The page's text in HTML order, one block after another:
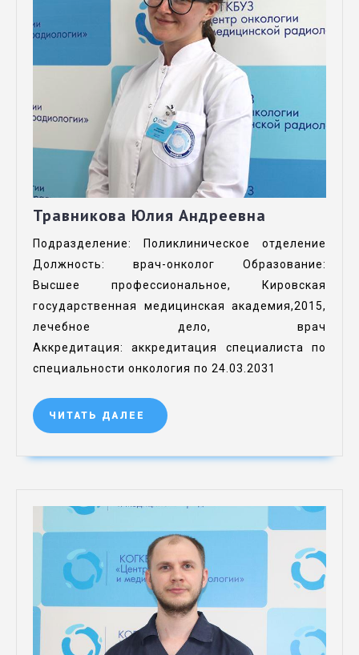
Травникова Юлия Андреевна
Подразделение: Поликлиническое отделение
Должность: врач-онколог Образование:
Высшее профессиональное, Кировская
государственная медицинская академия,2015,
лечебное дело, врач
Аккредитация: аккредитация специалиста по
специальности онкология по 24.03.2031
ЧИТАТЬ ДАЛЕЕ